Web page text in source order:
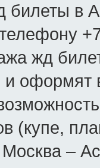
билеты в
жд
и оформят
(купе,
Москва –